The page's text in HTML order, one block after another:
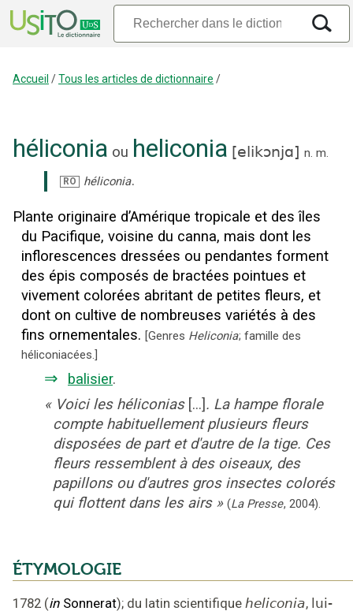
Accueil /Tous les articles de dictionnaire /
héliconia ou heliconia [elikɔnjɑ] n. m.
RO héliconia.
Plante originaire d’Amérique tropicale et des îles
du Pacifique, voisine du canna, mais dont les
inflorescences dressées ou pendantes forment
des épis composés de bractées pointues et
vivement colorées abritant de petites fleurs, et
dont on cultive de nombreuses variétés à des
fins ornementales. [Genres Heliconia; famille des
héliconiacées.]
⇒ balisier.
« Voici les héliconias [...]. La hampe florale
compte habituellement plusieurs fleurs
disposées de part et d'autre de la tige. Ces
fleurs ressemblent à des oiseaux, des
papillons ou d'autres gros insectes colorés
qui flottent dans les airs » (La Presse, 2004).
ÉTYMOLOGIE
1782 (in Sonnerat); du latin scientifique heliconia, lui-